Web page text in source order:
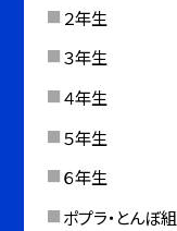
２年生
３年生
４年生
５年生
６年生
ポプラ・とんぼ組